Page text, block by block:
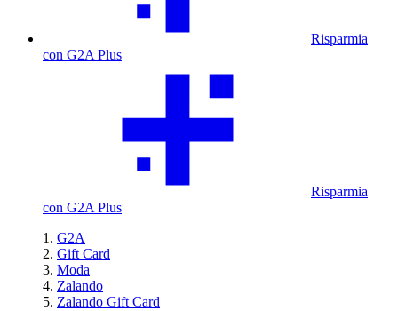
Risparmia
con G2A Plus
Risparmia
con G2A Plus
G2A
Gift Card
Moda
Zalando
Zalando Gift Card